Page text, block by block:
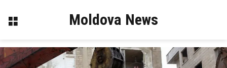
Menu Moldova News